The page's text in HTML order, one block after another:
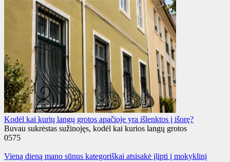
Kodėl kai kurių langų grotos apačioje yra išlenktos į išorę?
Buvau sukrėstas sužinojęs, kodėl kai kurios langų grotos
0575
Vieną dieną mano sūnus kategoriškai atsisakė įlipti į mokyklinį